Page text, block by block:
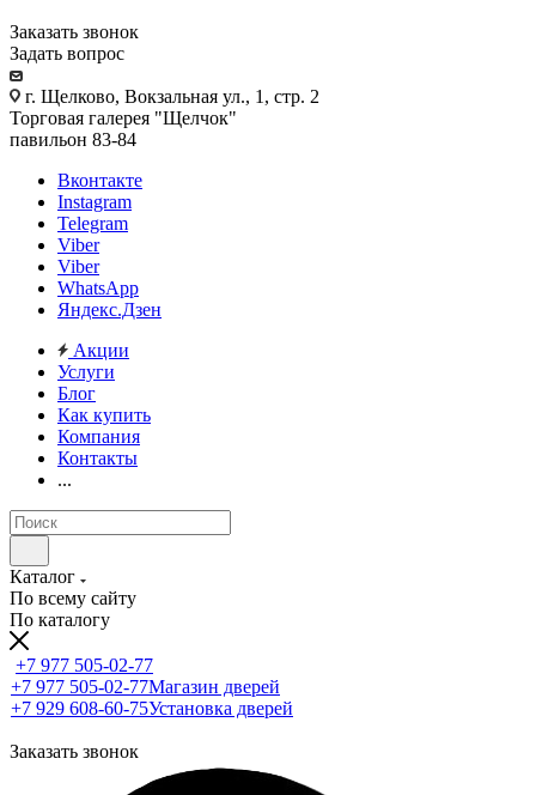
Заказать звонок
Задать вопрос
г. Щелково, Вокзальная ул., 1, стр. 2
Торговая галерея "Щелчок"
павильон 83-84
Вконтакте
Instagram
Telegram
Viber
Viber
WhatsApp
Яндекс.Дзен
Акции
Услуги
Блог
Как купить
Компания
Контакты
...
Каталог
По всему сайту
По каталогу
+7 977 505-02-77
+7 977 505-02-77Магазин дверей
+7 929 608-60-75Установка дверей
Заказать звонок